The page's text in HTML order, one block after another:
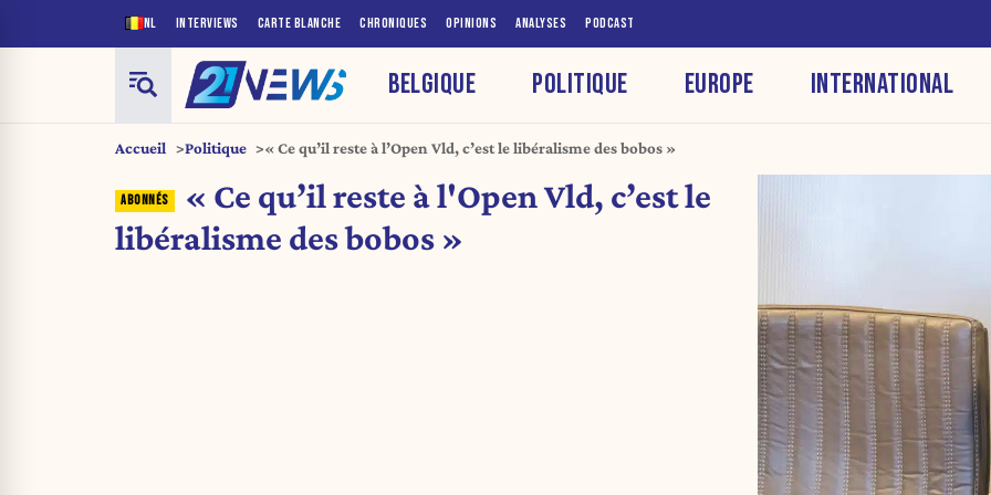
NL INTERVIEWS CARTE BLANCHE CHRONIQUES OPINIONS ANALYSES PODCAST
BELGIQUE POLITIQUE EUROPE INTERNATIONAL
Accueil Politique « Ce qu’il reste à l’Open Vld, c’est le libéralisme des bobos »
« Ce qu’il reste à l'Open Vld, c’est le
libéralisme des bobos »